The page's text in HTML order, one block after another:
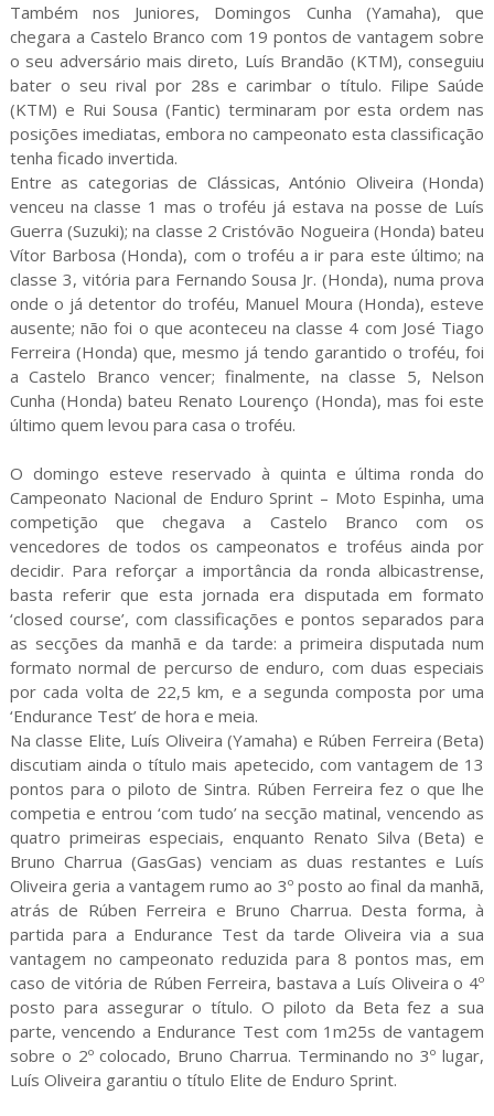
Também nos Juniores, Domingos Cunha (Yamaha), que
chegara a Castelo Branco com 19 pontos de vantagem sobre
o seu adversário mais direto, Luís Brandão (KTM), conseguiu
bater o seu rival por 28s e carimbar o título. Filipe Saúde
(KTM) e Rui Sousa (Fantic) terminaram por esta ordem nas
posições imediatas, embora no campeonato esta classificação
tenha ficado invertida.
Entre as categorias de Clássicas, António Oliveira (Honda)
venceu na classe 1 mas o troféu já estava na posse de Luís
Guerra (Suzuki); na classe 2 Cristóvão Nogueira (Honda) bateu
Vítor Barbosa (Honda), com o troféu a ir para este último; na
classe 3, vitória para Fernando Sousa Jr. (Honda), numa prova
onde o já detentor do troféu, Manuel Moura (Honda), esteve
ausente; não foi o que aconteceu na classe 4 com José Tiago
Ferreira (Honda) que, mesmo já tendo garantido o troféu, foi
a Castelo Branco vencer; finalmente, na classe 5, Nelson
Cunha (Honda) bateu Renato Lourenço (Honda), mas foi este
último quem levou para casa o troféu.
O domingo esteve reservado à quinta e última ronda do
Campeonato Nacional de Enduro Sprint – Moto Espinha, uma
competição que chegava a Castelo Branco com os
vencedores de todos os campeonatos e troféus ainda por
decidir. Para reforçar a importância da ronda albicastrense,
basta referir que esta jornada era disputada em formato
‘closed course’, com classificações e pontos separados para
as secções da manhã e da tarde: a primeira disputada num
formato normal de percurso de enduro, com duas especiais
por cada volta de 22,5 km, e a segunda composta por uma
‘Endurance Test’ de hora e meia.
Na classe Elite, Luís Oliveira (Yamaha) e Rúben Ferreira (Beta)
discutiam ainda o título mais apetecido, com vantagem de 13
pontos para o piloto de Sintra. Rúben Ferreira fez o que lhe
competia e entrou ‘com tudo’ na secção matinal, vencendo as
quatro primeiras especiais, enquanto Renato Silva (Beta) e
Bruno Charrua (GasGas) venciam as duas restantes e Luís
Oliveira geria a vantagem rumo ao 3º posto ao final da manhã,
atrás de Rúben Ferreira e Bruno Charrua. Desta forma, à
partida para a Endurance Test da tarde Oliveira via a sua
vantagem no campeonato reduzida para 8 pontos mas, em
caso de vitória de Rúben Ferreira, bastava a Luís Oliveira o 4º
posto para assegurar o título. O piloto da Beta fez a sua
parte, vencendo a Endurance Test com 1m25s de vantagem
sobre o 2º colocado, Bruno Charrua. Terminando no 3º lugar,
Luís Oliveira garantiu o título Elite de Enduro Sprint.